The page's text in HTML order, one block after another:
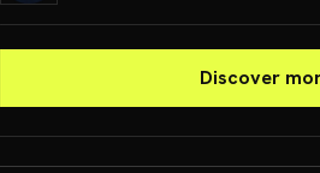
Discover